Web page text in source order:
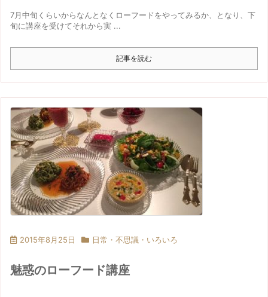
7月中旬くらいからなんとなくローフードをやってみるか、となり、下
旬に講座を受けてそれから実 ...
記事を読む
2015年8月25日 日常・不思議・いろいろ
魅惑のローフード講座